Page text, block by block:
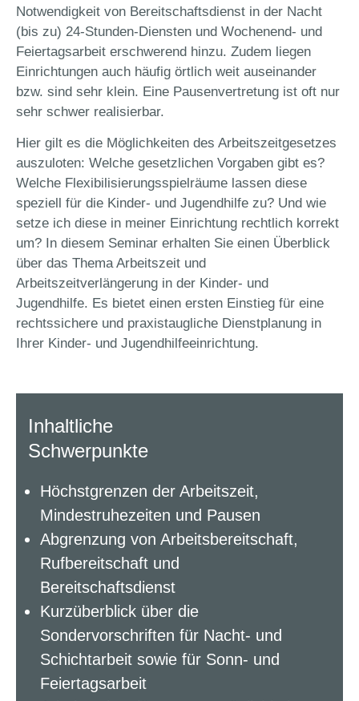
Notwendigkeit von Bereitschaftsdienst in der Nacht
(bis zu) 24-Stunden-Diensten und Wochenend- und
Feiertagsarbeit erschwerend hinzu. Zudem liegen
Einrichtungen auch häufig örtlich weit auseinander
bzw. sind sehr klein. Eine Pausenvertretung ist oft nur
sehr schwer realisierbar.
Hier gilt es die Möglichkeiten des Arbeitszeitgesetzes
auszuloten: Welche gesetzlichen Vorgaben gibt es?
Welche Flexibilisierungsspielräume lassen diese
speziell für die Kinder- und Jugendhilfe zu? Und wie
setze ich diese in meiner Einrichtung rechtlich korrekt
um? In diesem Seminar erhalten Sie einen Überblick
über das Thema Arbeitszeit und
Arbeitszeitverlängerung in der Kinder- und
Jugendhilfe. Es bietet einen ersten Einstieg für eine
rechtssichere und praxistaugliche Dienstplanung in
Ihrer Kinder- und Jugendhilfeeinrichtung.
Inhaltliche
Schwerpunkte
Höchstgrenzen der Arbeitszeit,
Mindestruhezeiten und Pausen
Abgrenzung von Arbeitsbereitschaft,
Rufbereitschaft und
Bereitschaftsdienst
Kurzüberblick über die
Sondervorschriften für Nacht- und
Schichtarbeit sowie für Sonn- und
Feiertagsarbeit